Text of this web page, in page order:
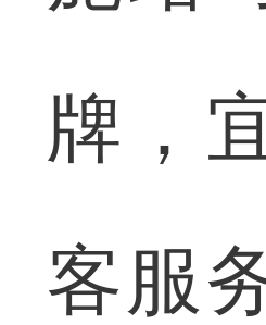
牌，
客服